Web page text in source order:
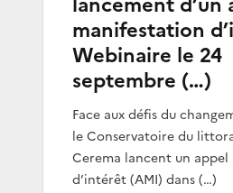
manifestation
Webinaire le 24
septembre (…)
Face aux défis du
le Conservatoire du
Cerema lancent un
d’intérêt (AMI) dans (…)